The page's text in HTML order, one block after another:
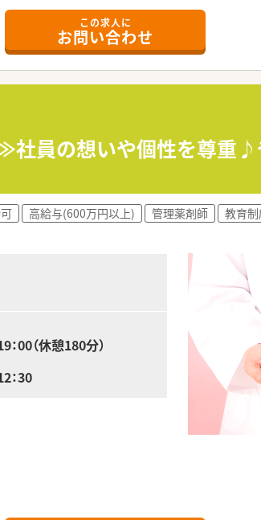
と考えています。
勤務頂けます。
この求人に
お問い合わせ
社員の想いや個性を尊重
高給与(600万円以上) 管理薬剤師 教育制
：00（休憩180分）
：30